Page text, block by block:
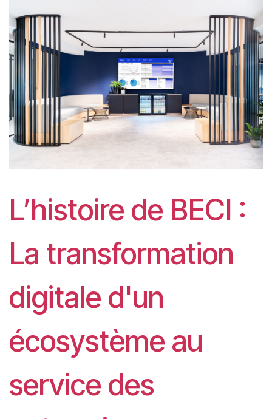
L’histoire de BECI :
La transformation
digitale d'un
écosystème au
service des